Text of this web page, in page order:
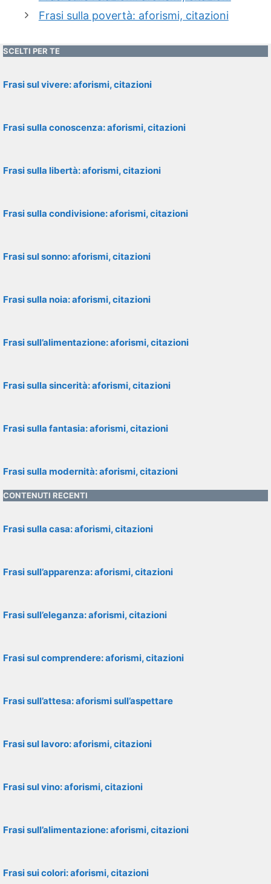
Frasi sulla povertà: aforismi, citazioni
SCELTI PER TE
Frasi sul vivere: aforismi, citazioni
Frasi sulla conoscenza: aforismi, citazioni
Frasi sulla libertà: aforismi, citazioni
Frasi sulla condivisione: aforismi, citazioni
Frasi sul sonno: aforismi, citazioni
Frasi sulla noia: aforismi, citazioni
Frasi sull’alimentazione: aforismi, citazioni
Frasi sulla sincerità: aforismi, citazioni
Frasi sulla fantasia: aforismi, citazioni
Frasi sulla modernità: aforismi, citazioni
CONTENUTI RECENTI
Frasi sulla casa: aforismi, citazioni
Frasi sull’apparenza: aforismi, citazioni
Frasi sull’eleganza: aforismi, citazioni
Frasi sul comprendere: aforismi, citazioni
Frasi sull’attesa: aforismi sull’aspettare
Frasi sul lavoro: aforismi, citazioni
Frasi sul vino: aforismi, citazioni
Frasi sull’alimentazione: aforismi, citazioni
Frasi sui colori: aforismi, citazioni